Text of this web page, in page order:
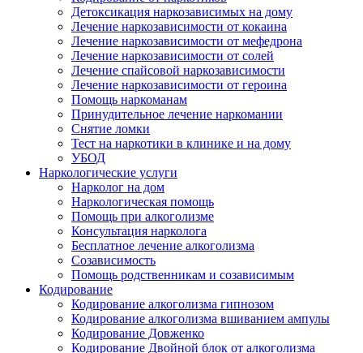
Детоксикация наркозависимых на дому
Лечение наркозависимости от кокаина
Лечение наркозависимости от мефедрона
Лечение наркозависимости от солей
Лечение спайсовой наркозависимости
Лечение наркозависимости от героина
Помощь наркоманам
Принудительное лечение наркомании
Снятие ломки
Тест на наркотики в клинике и на дому
УБОД
Наркологические услуги
Нарколог на дом
Наркологическая помощь
Помощь при алкоголизме
Консультация нарколога
Бесплатное лечение алкоголизма
Созависимость
Помощь родственникам и созависимым
Кодирование
Кодирование алкоголизма гипнозом
Кодирование алкоголизма вшиванием ампулы
Кодирование Довженко
Кодирование Двойной блок от алкоголизма